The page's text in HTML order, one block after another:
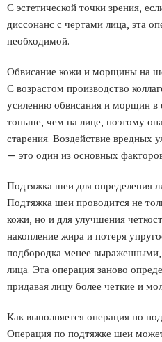
С эстетической точки зрения,
диссонанс с чертами лица, эта
необходимой.
Обвисание кожи и морщины на
С возрастом производство
усилению обвисания и морщин
тоньше, чем на лице, поэтому
старения. Воздействие вредных
— это один из основных
Подтяжка шеи для определения
Подтяжка шеи проводится не
кожи, но и для улучшения
накопление жира и потеря
подбородка менее
лица. Эта операция заново
придавая лицу более четкие и
Как выполняется операция по
Операция по подтяжке шеи